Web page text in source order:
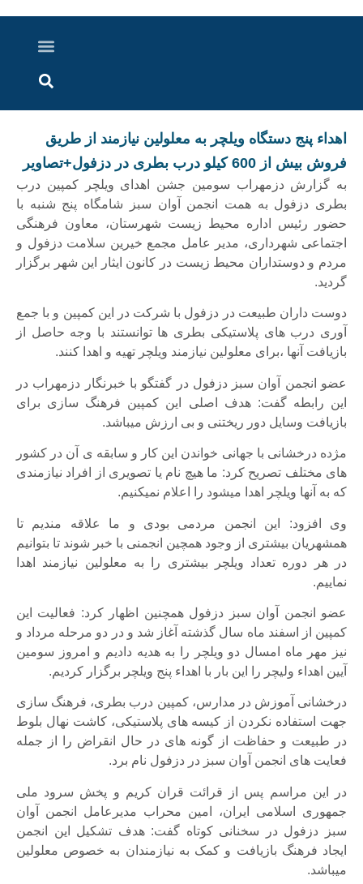
اهداء پنج دستگاه ویلچر به معلولین نیازمند از طریق
فروش بیش از 600 کیلو درب بطری در دزفول+تصاویر
به گزارش دزمهراب سومین جشن اهدای ویلچر کمپین درب
بطری دزفول به همت انجمن آوان سبز شامگاه پنج شنبه با
حضور رئيس اداره محیط زیست شهرستان، معاون فرهنگی
اجتماعی شهرداری، مدیر عامل مجمع خیرین سلامت دزفول و
مردم و دوستداران محیط زیست در کانون ایثار این شهر برگزار
گردید.
دوست داران طبیعت در دزفول با شرکت در این کمپین و با جمع
آوری درب های پلاستیکی بطری ها توانستند با وجه حاصل از
بازیافت آنها ،برای معلولین نیازمند ویلچر تهیه و اهدا کنند.
عضو انجمن آوان سبز دزفول در گفتگو با خبرنگار دزمهراب در
این رابطه گفت: هدف اصلی این کمپین فرهنگ سازی برای
بازیافت وسایل دور ریختنی و بی ارزش میباشد.
مژده درخشانی با جهانی خواندن این کار و سابقه ی آن در کشور
های مختلف تصریح کرد: ما هیچ نام یا تصویری از افراد نیازمندی
که به آنها ویلچر اهدا میشود را اعلام نمیکنیم.
وی افزود: این انجمن مردمی بودی و ما علاقه مندیم تا
همشهریان بیشتری از وجود همچین انجمنی با خبر شوند تا بتوانیم
در هر دوره تعداد ویلچر بیشتری را به معلولین نیازمند اهدا
نماییم.
عضو انجمن آوان سبز دزفول همچنین اظهار کرد: فعالیت این
کمپین از اسفند ماه سال گذشته آغاز شد و در دو مرحله مرداد و
نیز مهر ماه امسال دو ویلچر را به هدیه دادیم و امروز سومین
آیین اهداء ولیچر را این بار با اهداء پنج ویلچر برگزار کردیم.
درخشانی آموزش در مدارس، کمپین درب بطری، فرهنگ سازی
جهت استفاده نکردن از کیسه های پلاستیکی، کاشت نهال بلوط
در طبیعت و حفاظت از گونه های در حال انقراض را از جمله
فعایت های انجمن آوان سبز در دزفول نام برد.
در این مراسم پس از قرائت قران کریم و پخش سرود ملی
جمهوری اسلامی ایران، امین محراب مدیرعامل انجمن آوان
سبز دزفول در سخنانی کوتاه گفت: هدف تشکیل این انجمن
ایجاد فرهنگ بازیافت و کمک به نیازمندان به خصوص معلولین
میباشد.